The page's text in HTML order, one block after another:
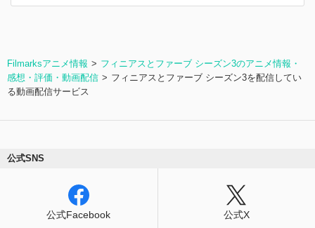
Filmarksアニメ情報
フィニアスとファーブ シーズン3のアニメ情報・
感想・評価・動画配信
フィニアスとファーブ シーズン3を配信してい
る動画配信サービス
公式SNS
公式Facebook 公式X